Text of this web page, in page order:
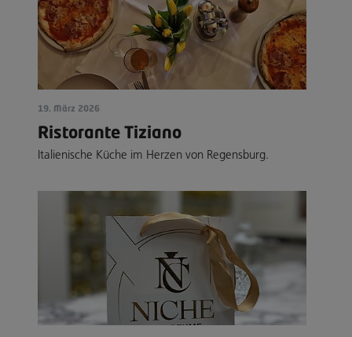
19. März 2026
Ristorante Tiziano
Italienische Küche im Herzen von Regensburg.